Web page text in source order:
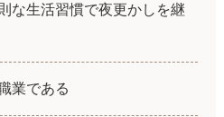
な生活習慣で夜更かしを継
業である